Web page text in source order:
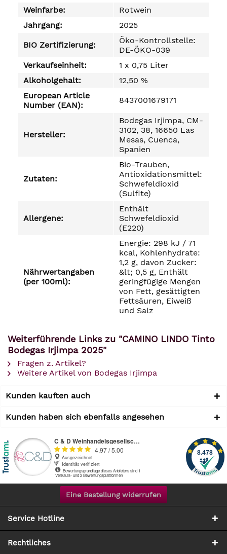
Weinfarbe:
Rotwein
Jahrgang:
2025
BIO Zertifizierung:
Öko-Kontrollstelle:
DE-ÖKO-039
Verkaufseinheit:
1 x 0,75 Liter
Alkoholgehalt:
12,50 %
European Article
Number (EAN):
8437001679171
Hersteller:
Bodegas Irjimpa, CM-
3102, 38, 16650 Las
Mesas, Cuenca,
Spanien
Zutaten:
Bio-Trauben,
Antioxidationsmittel:
Schwefeldioxid
(Sulfite)
Allergene:
Enthält
Schwefeldioxid
(E220)
Nährwertangaben
(per 100ml):
Energie: 298 kJ / 71
kcal, Kohlenhydrate:
1,2 g, davon Zucker:
&lt; 0,5 g, Enthält
geringfügige Mengen
von Fett, gesättigten
Fettsäuren, Eiweiß
und Salz
Weiterführende Links zu "CAMINO LINDO Tinto
Bodegas Irjimpa 2025"
Fragen z. Artikel?
Weitere Artikel von Bodegas Irjimpa
Kunden kauften auch
Kunden haben sich ebenfalls angesehen
Eine Bestellung widerrufen
Service Hotline
Rechtliches